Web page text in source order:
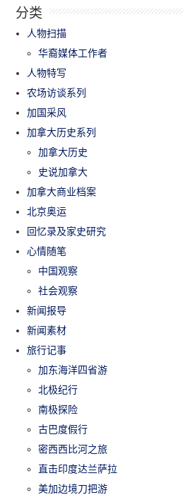
分类
人物扫描
华裔媒体工作者
人物特写
农场访谈系列
加国采风
加拿大历史系列
加拿大历史
史说加拿大
加拿大商业档案
北京奥运
回忆录及家史研究
心情随笔
中国观察
社会观察
新闻报导
新闻素材
旅行记事
加东海洋四省游
北极纪行
南极探险
古巴度假行
密西西比河之旅
直击印度达兰萨拉
美加边境刀把游